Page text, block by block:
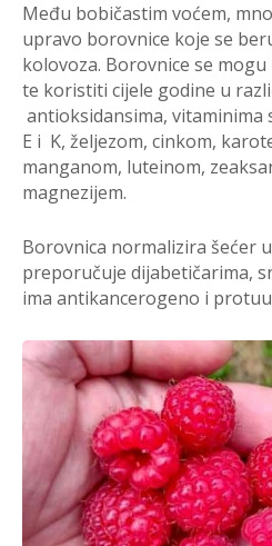
Među bobičastim voćem,
upravo borovnice koje se
kolovoza. Borovnice se
te koristiti cijele godine u
antioksidansima, vitaminima
E i K, željezom, cinkom,
manganom, luteinom,
magnezijem.
Borovnica normalizira šećer
preporučuje dijabetičarima,
ima antikancerogeno i